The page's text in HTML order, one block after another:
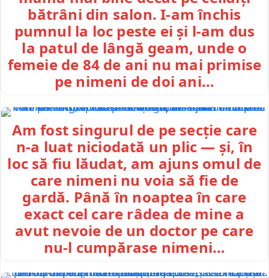
bătrâni din salon. I-am închis
pumnul la loc peste ei și l-am dus
la patul de lângă geam, unde o
femeie de 84 de ani nu mai primise
pe nimeni de doi ani…
Am fost singurul de pe secție care
n-a luat niciodată un plic — și, în
loc să fiu lăudat, am ajuns omul de
care nimeni nu voia să fie de
gardă. Până în noaptea în care
exact cel care râdea de mine a
avut nevoie de un doctor pe care
nu-l cumpărase nimeni…